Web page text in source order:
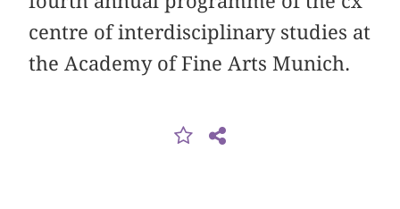
centre of interdisciplinary studies at
the Academy of Fine Arts Munich.